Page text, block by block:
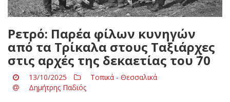
Ρετρό: Παρέα φίλων κυνηγών
από τα Τρίκαλα στους Ταξιάρχες
στις αρχές της δεκαετίας του ΄70
13/10/2025
Τοπικά - Θεσσαλικά
Δημήτρης Παδιός